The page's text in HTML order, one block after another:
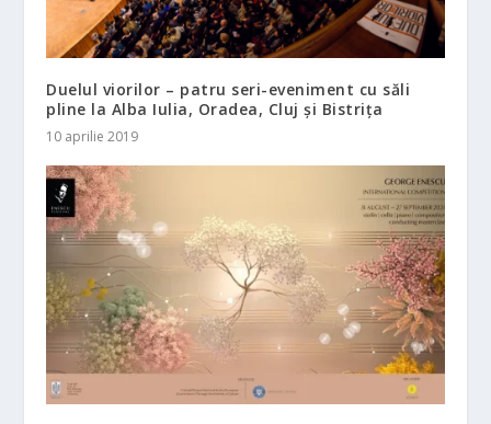
Duelul viorilor – patru seri-eveniment cu săli
pline la Alba Iulia, Oradea, Cluj și Bistrița
10 aprilie 2019